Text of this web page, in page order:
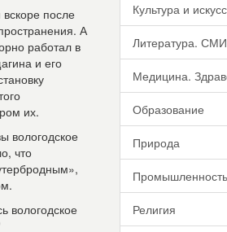
после
А
работал в
и его
их.
вологодское
что
вологодское
Культура и
Литература. СМИ
Медицина.
Образование
Природа
Религия